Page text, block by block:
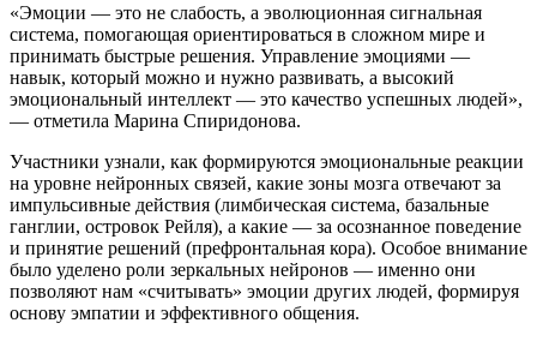
«Эмоции — это не слабость, а эволюционная сигнальная
система, помогающая ориентироваться в сложном мире и
принимать быстрые решения. Управление эмоциями —
навык, который можно и нужно развивать, а высокий
эмоциональный интеллект — это качество успешных людей»,
— отметила Марина Спиридонова.
Участники узнали, как формируются эмоциональные реакции
на уровне нейронных связей, какие зоны мозга отвечают за
импульсивные действия (лимбическая система, базальные
ганглии, островок Рейля), а какие — за осознанное поведение
и принятие решений (префронтальная кора). Особое внимание
было уделено роли зеркальных нейронов — именно они
позволяют нам «считывать» эмоции других людей, формируя
основу эмпатии и эффективного общения.